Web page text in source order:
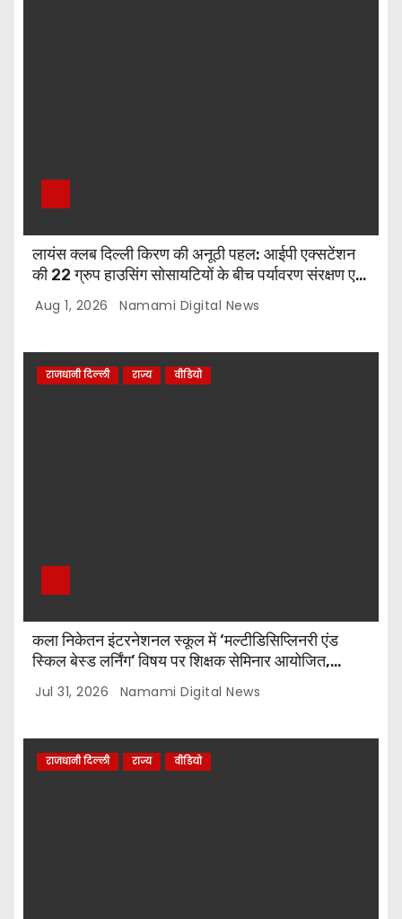
लायंस क्लब दिल्ली किरण की अनूठी पहल: आईपी एक्सटेंशन
की 22 ग्रुप हाउसिंग सोसायटियों के बीच पर्यावरण संरक्षण एवं
पौधारोपण प्रतियोगिता, संयोजक लायन सुरेश बिंदल की अहम
भूमिका
Aug 1, 2026 Namami Digital News
राजधानी दिल्ली राज्य वीडियो
कला निकेतन इंटरनेशनल स्कूल में ‘मल्टीडिसिप्लिनरी एंड
स्किल बेस्ड लर्निंग’ विषय पर शिक्षक सेमिनार आयोजित,
टॉप-5 विजेताओं को किया गया सम्मानित
Jul 31, 2026 Namami Digital News
राजधानी दिल्ली राज्य वीडियो